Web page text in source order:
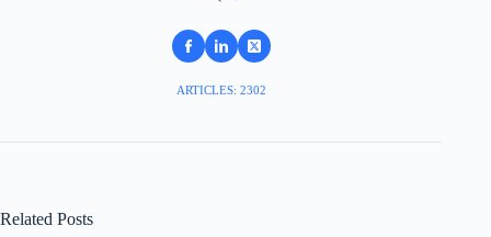
ARTICLES: 2302
Related Posts